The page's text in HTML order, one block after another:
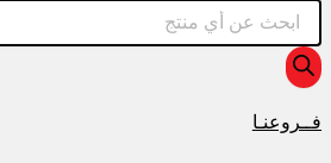
فــروعنـا